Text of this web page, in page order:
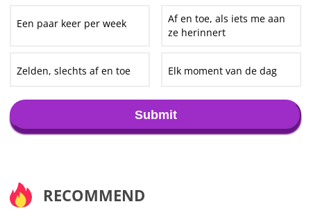
Een paar keer per week
Af en toe, als iets me aan
ze herinnert
Zelden, slechts af en toe Elk moment van de dag
Submit
RECOMMEND